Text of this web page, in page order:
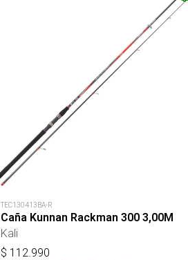
TEC130413BA-R
Caña Kunnan Rackman 300 3,00M
Kali
$ 112.990